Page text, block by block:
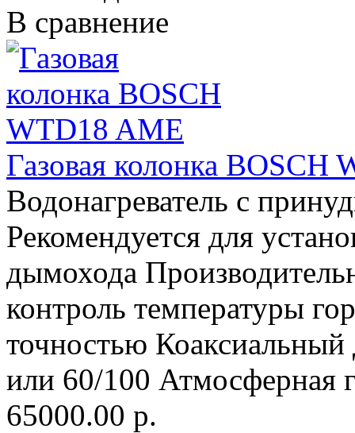
В сравнение
Газовая колонка BOSCH
Водонагреватель с
Рекомендуется для
дымохода
контроль температуры
точностью
или 60/100 Атмосферная
65000.00 р.